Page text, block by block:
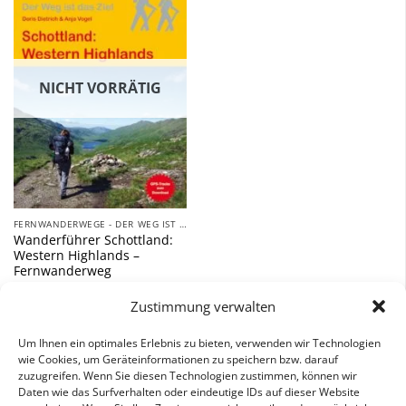
Zustimmung verwalten
Um Ihnen ein optimales Erlebnis zu bieten, verwenden wir Technologien
wie Cookies, um Geräteinformationen zu speichern bzw. darauf
zuzugreifen. Wenn Sie diesen Technologien zustimmen, können wir
Daten wie das Surfverhalten oder eindeutige IDs auf dieser Website
Zu
Wunschliste
hinzufügen
NICHT VORRÄTIG
FERNWANDERWEGE - DER WEG IST DAS ZIEL
Wanderführer Schottland:
Western Highlands –
Fernwanderweg